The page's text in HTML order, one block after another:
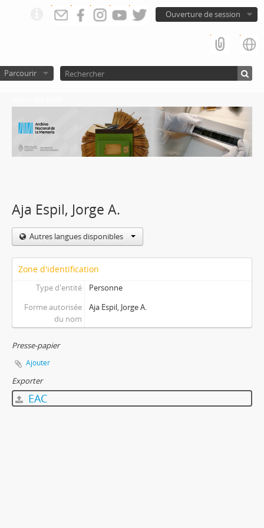
Ouverture de session
Parcourir
Aja Espil, Jorge A.
Autres langues disponibles
Zone d'identification
Type d'entité
Personne
Forme autorisée
du nom
Aja Espil, Jorge A.
Presse-papier
Ajouter
Exporter
EAC